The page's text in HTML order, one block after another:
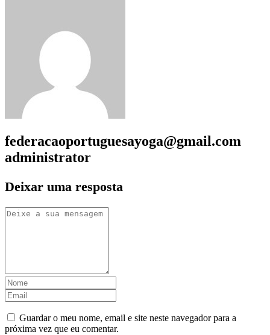
federacaoportuguesayoga@gmail.com
administrator
Deixar uma resposta
Guardar o meu nome, email e site neste navegador para a
próxima vez que eu comentar.